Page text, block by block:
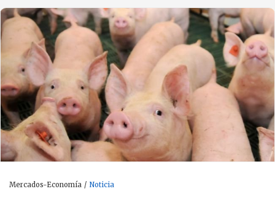
Mercados-Economía Noticia